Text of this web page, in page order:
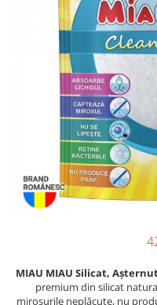
Piele Presată
Cremoase
Semi-umede
Îngrijire Câini
Covorașe Igienice Câini
Igienă Câini
Șampoane Câini
Antiparazitare Câini
Culcușuri & Saltele Câini
Castroane și Adapatori
MIAU MIAU Silicat,
premium din silicat
mirosurile neplăcute, nu